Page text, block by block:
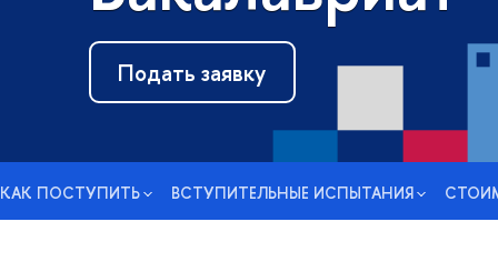
Подать заявку
КАК ПОСТУПИТЬ ВСТУПИТЕЛЬНЫЕ ИСПЫТАНИЯ